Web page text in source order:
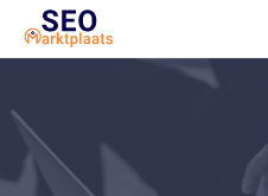
SEO tools
Marketeer bij